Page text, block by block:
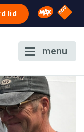
lid Omroep
NPO
menu